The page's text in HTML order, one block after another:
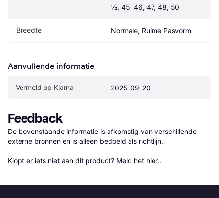
½, 45, 46, 47, 48, 50
Breedte Normale, Ruime Pasvorm
Aanvullende informatie
Vermeld op Klarna 2025-09-20
Feedback
De bovenstaande informatie is afkomstig van verschillende
externe bronnen en is alleen bedoeld als richtlijn.
Klopt er iets niet aan dit product? Meld het hier..